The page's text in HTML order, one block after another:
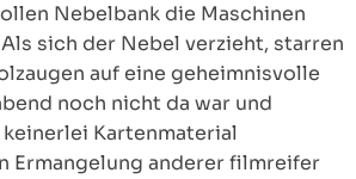
Nebelbank die Maschinen
sich der Nebel verzieht, starren
auf eine geheimnisvolle
noch nicht da war und
Kartenmaterial
Ermangelung anderer filmreifer